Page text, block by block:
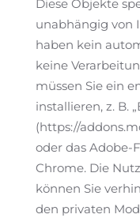
Diese Objekte
unabhängig von
haben kein
keine
müssen Sie ein
installieren, z. B.
(https://
oder das Adobe-
Chrome. Die
können Sie
den privaten